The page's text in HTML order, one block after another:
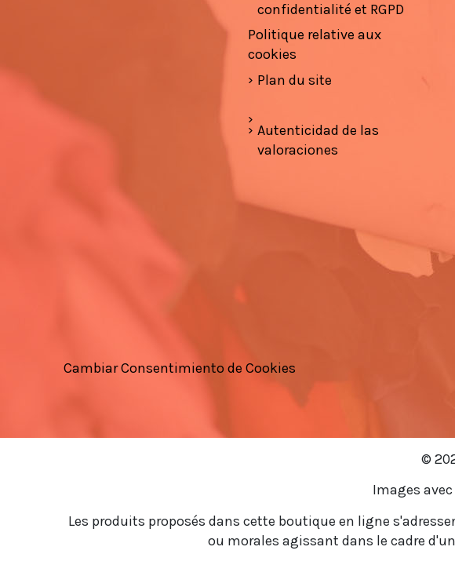
confidentialité et RGPD
Politique relative aux
cookies
Plan du site
Autenticidad de las
valoraciones
Cambiar Consentimiento de Cookies
©
Images
Les produits proposés dans cette boutique en ligne
ou morales agissant dans le cadre